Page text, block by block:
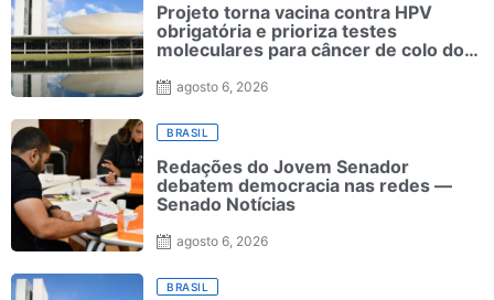
Projeto torna vacina contra HPV
obrigatória e prioriza testes
moleculares para câncer de colo do
agosto 6, 2026
BRASIL
Redações do Jovem Senador
debatem democracia nas redes —
Senado Notícias
agosto 6, 2026
BRASIL